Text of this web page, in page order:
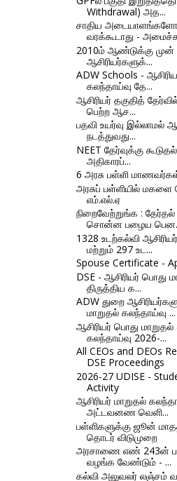
Withdrawal) அத...
சாதிய
வரக்கூடாது -
2010ம் ஆண்டுக்கு முன்
ஆசிரியர்களுக்...
ADW Schools -
கலந்தாய்வு தே...
ஆசிரியர் தகுதித்
பெற்ற ஆச...
பதவி உயர்வு இல்லாமல்
நடத்துவது...
NEET தேர்வுக்கு
அதிகாரப்...
6 அரசு பள்ளி மாணவர்கள்
அரசுப் பள்ளியில்
எம்.எல்.ஏ
நிறைவேற்றுங்க :
சொன்ன பழைய
1328 உடற்கல்வி
மற்றும் 297 உட...
Spouse Certificate -
DSE - ஆசிரியர் பொது
திருத்திய க...
ADW துறை
மாறுதல் கலந்தாய்வு ...
ஆசிரியர் பொது
கலந்தாய்வு 2026-...
All CEOs and DEOs
DSE Proceedings
2026-27 UDISE -
Activity
ஆசிரியர் மாறுதல்
அட்டவனண வெளி...
பள்ளிகளுக்கு ஜூன்
தொடர் விடுமுறை
அரசாணை எண் 243ன்
வழங்க வேண்டும் - ...
கல்வி அலுவலர் லஞ்சம்